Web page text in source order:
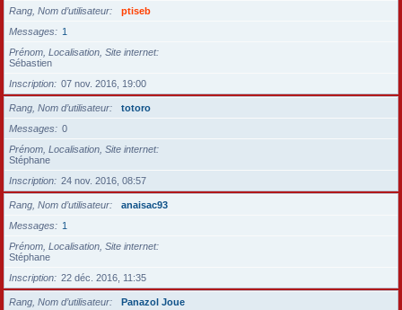
Rang, Nom d’utilisateur
ptiseb
Messages
1
Prénom, Localisation, Site internet
Sébastien
Inscription
07 nov. 2016, 19:00
Rang, Nom d’utilisateur
totoro
Messages
0
Prénom, Localisation, Site internet
Stéphane
Inscription
24 nov. 2016, 08:57
Rang, Nom d’utilisateur
anaisac93
Messages
1
Prénom, Localisation, Site internet
Stéphane
Inscription
22 déc. 2016, 11:35
Rang, Nom d’utilisateur
Panazol Joue